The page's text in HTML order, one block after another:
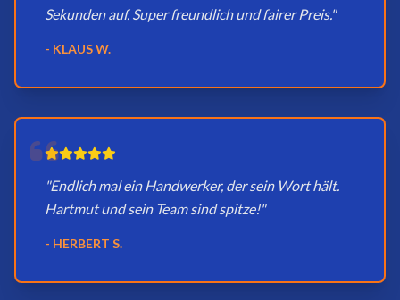
Sekunden auf. Super freundlich und fairer Preis."
- KLAUS W.
"Endlich mal ein Handwerker, der sein Wort hält.
Hartmut und sein Team sind spitze!"
- HERBERT S.